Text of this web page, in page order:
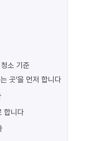
소 기준
곳’을 먼저 합니다
합니다